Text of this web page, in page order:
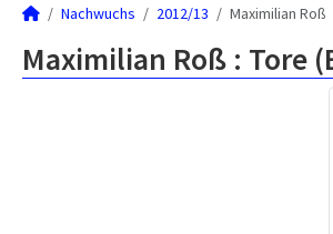
Nachwuchs 2012/13 Maximilian Roß
Maximilian Roß : Tore